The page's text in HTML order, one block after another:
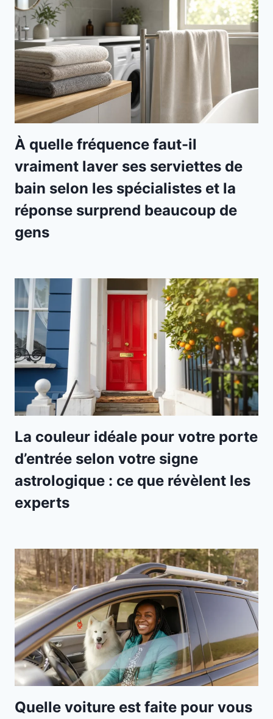
À quelle fréquence faut-il
vraiment laver ses serviettes de
bain selon les spécialistes et la
réponse surprend beaucoup de
gens
La couleur idéale pour votre porte
d’entrée selon votre signe
astrologique : ce que révèlent les
experts
Quelle voiture est faite pour vous